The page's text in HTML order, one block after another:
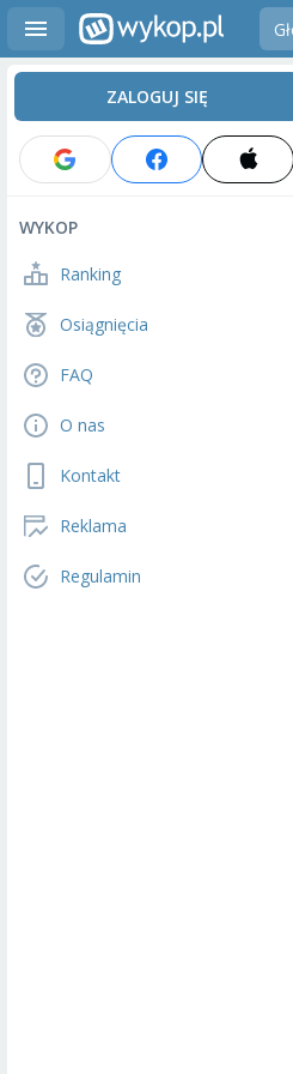
ZALOGUJ SIĘ
WYKOP
Ranking
Osiągnięcia
FAQ
O nas
Kontakt
Reklama
Regulamin